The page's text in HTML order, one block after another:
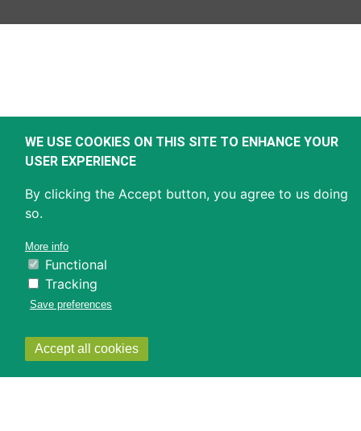
WE USE COOKIES ON THIS SITE TO ENHANCE YOUR
USER EXPERIENCE
By clicking the Accept button, you agree to us doing
so.
More info
Functional
Tracking
Save preferences
Accept all cookies